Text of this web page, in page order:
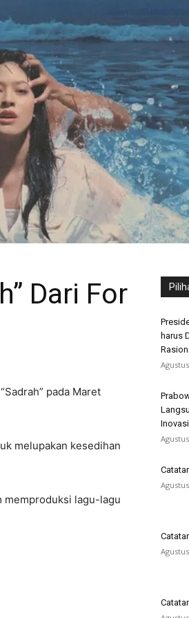
Dari For
pada Maret
melupakan kesedihan
memproduksi lagu-lagu
harus
Inovasi